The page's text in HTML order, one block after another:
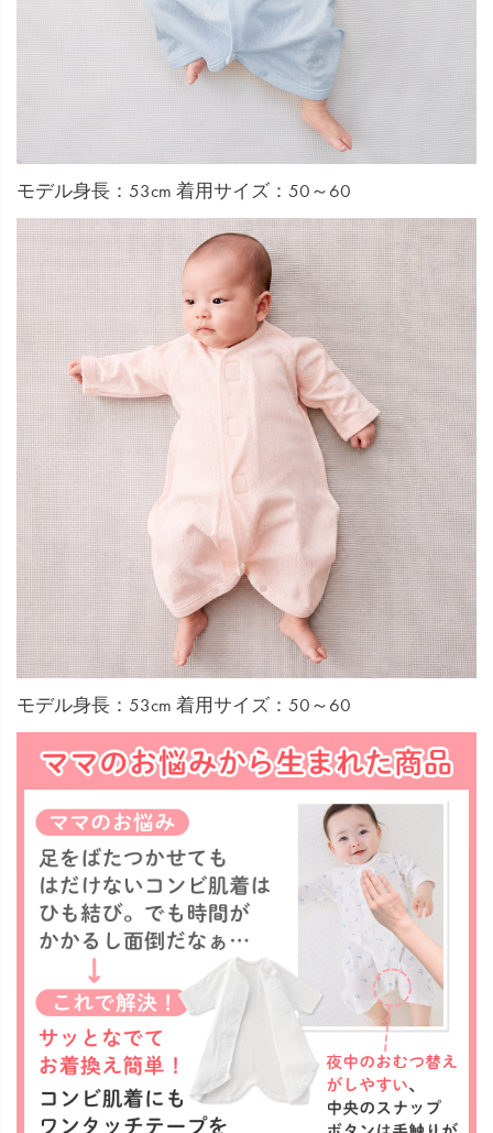
モデル身長：53cm 着用サイズ：50～60
モデル身長：53cm 着用サイズ：50～60